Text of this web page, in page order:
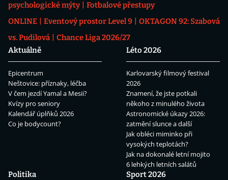
psychologické mýty
Fotbalové přestupy
ONLINE
Eventový prostor Level 9
OKTAGON 92: Szabová
vs. Pudilová
Chance Liga 2026/27
Aktuálně
Epicentrum
Neštovice: příznaky, léčba
V čem jezdí Yamal a Mesii?
Kvízy pro seniory
Kalendář úplňků 2026
Co je bodycount?
Léto 2026
Karlovarský filmový festival
2026
Znamení, že jste potkali
někoho z minulého života
Astronomické úkazy 2026:
zatmění slunce a další
Jak obléci miminko při
vysokých teplotách?
Jak na dokonalé letní mojito
6 lehkých letních salátů
Politika
Sport 2026